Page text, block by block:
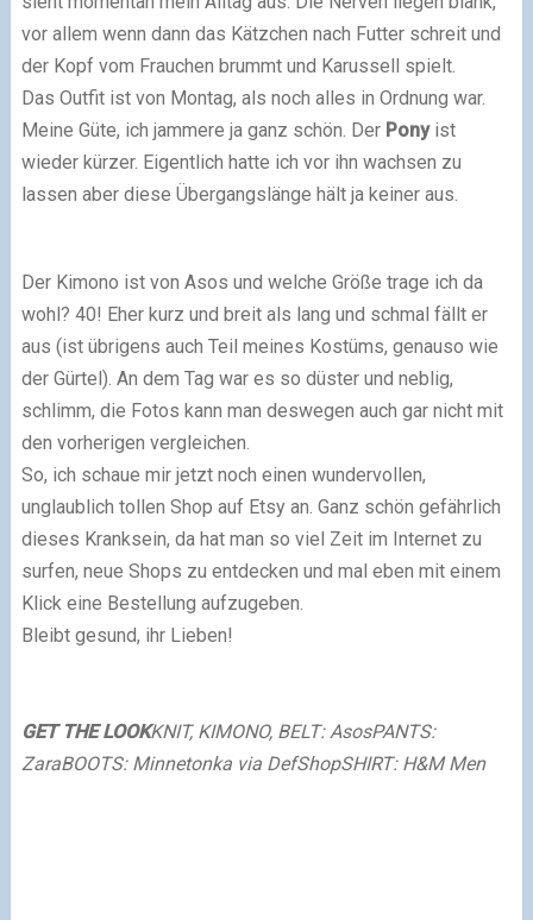
vor allem wenn dann das Kätzchen nach Futter schreit und
der Kopf vom Frauchen brummt und Karussell spielt.
Das Outfit ist von Montag, als noch alles in Ordnung war.
Meine Güte, ich jammere ja ganz schön. Der Ponyist
wieder kürzer. Eigentlich hatte ich vor ihn wachsen zu
lassen aber diese Übergangslänge hält ja keiner aus.
Der Kimono ist von Asos und welche Größe trage ich da
wohl? 40! Eher kurz und breit als lang und schmal fällt er
aus (ist übrigens auch Teil meines Kostüms, genauso wie
der Gürtel). An dem Tag war es so düster und neblig,
schlimm, die Fotos kann man deswegen auch gar nicht mit
den vorherigen vergleichen.
So, ich schaue mir jetzt noch einen wundervollen,
unglaublich tollen Shop auf Etsy an. Ganz schön gefährlich
dieses Kranksein, da hat man so viel Zeit im Internet zu
surfen, neue Shops zu entdecken und mal eben mit einem
Klick eine Bestellung aufzugeben.
Bleibt gesund, ihr Lieben!
GET THE LOOKKNIT, KIMONO, BELT: AsosPANTS:
ZaraBOOTS: Minnetonka via DefShopSHIRT: H&M Men